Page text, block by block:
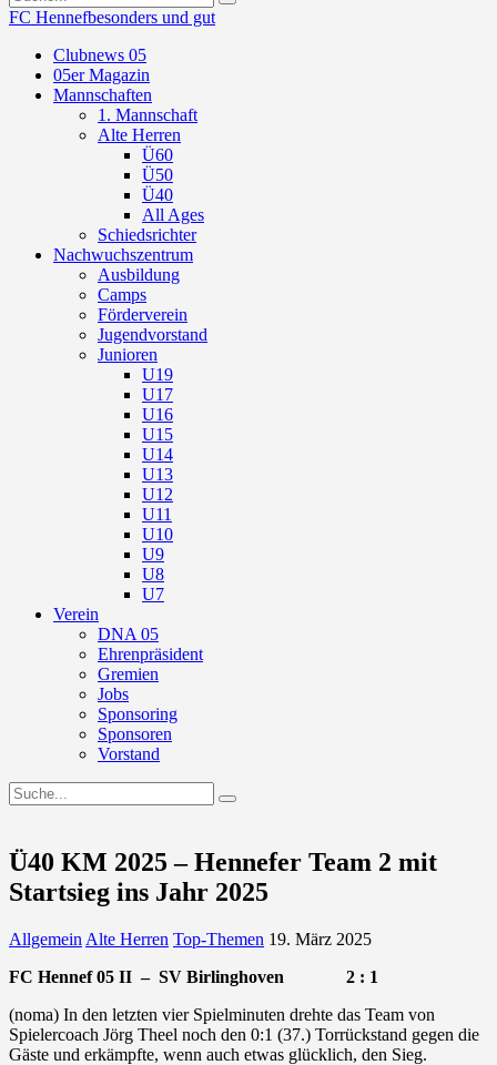
FC Hennefbesonders und gut
Clubnews 05
05er Magazin
Mannschaften
1. Mannschaft
Alte Herren
Ü60
Ü50
Ü40
All Ages
Schiedsrichter
Nachwuchszentrum
Ausbildung
Camps
Förderverein
Jugendvorstand
Junioren
U19
U17
U16
U15
U14
U13
U12
U11
U10
U9
U8
U7
Verein
DNA 05
Ehrenpräsident
Gremien
Jobs
Sponsoring
Sponsoren
Vorstand
Ü40 KM 2025 – Hennefer Team 2 mit
Startsieg ins Jahr 2025
Allgemein Alte Herren Top-Themen 19. März 2025
FC Hennef 05 II – SV Birlinghoven 2 : 1
(noma) In den letzten vier Spielminuten drehte das Team von
Spielercoach Jörg Theel noch den 0:1 (37.) Torrückstand gegen die
Gäste und erkämpfte, wenn auch etwas glücklich, den Sieg.